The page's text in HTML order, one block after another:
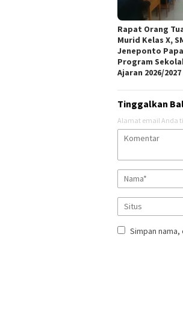
Rapat Orang
Murid Kelas X,
Jeneponto
Program
Ajaran 2026/2027
Tinggalkan
Alamat email Anda
Simpan